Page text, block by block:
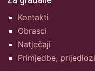
Kontakti
Obrasci
Natječaji
Primjedbe,